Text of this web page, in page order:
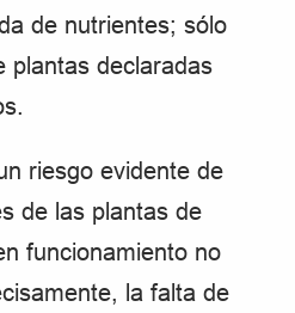
de nutrientes; sólo
plantas declaradas
riesgo evidente de
de las plantas de
funcionamiento no
la falta de